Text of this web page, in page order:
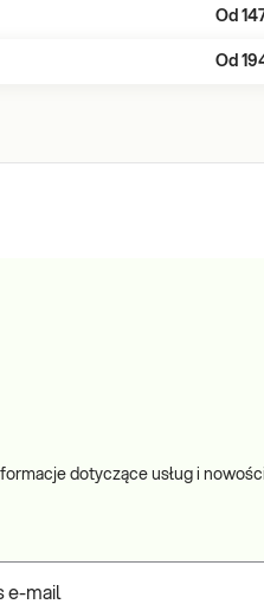
Od
Od
dotyczące usług i
e-mail